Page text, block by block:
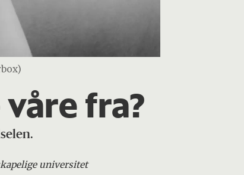
fra?
universitet